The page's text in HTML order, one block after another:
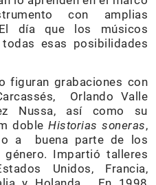
con amplias
día que los músicos
esas posibilidades
figuran grabaciones con
Orlando Valle
Nussa, así como su
doble Historias soneras,
a buena parte de los
Impartió talleres
Unidos, Francia,